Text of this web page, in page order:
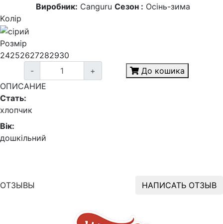
Виробник: Canguru Сезон : Осінь-зима
Kолір
Розмір
24252627282930
-
+
До кошика
ОПИСАНИЕ
Стать:
хлопчик
Вік:
дошкільний
ОТЗЫВЫ НАПИСАТЬ ОТЗЫВ